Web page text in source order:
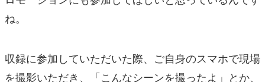
ね。
収録に参加していただいた際、ご自身のスマホで現場
を撮影いただき、「こんなシーンを撮ったよ」とか、